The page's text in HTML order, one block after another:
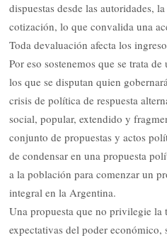
dispuestas desde las autoridades,
cotización, lo que convalida una
Toda devaluación afecta los
Por eso sostenemos que se trata
los que se disputan quien
crisis de política de respuesta
social, popular, extendido y
conjunto de propuestas y actos
de condensar en una propuesta
a la población para comenzar un
integral en la Argentina.
Una propuesta que no privilegie la
expectativas del poder económico,